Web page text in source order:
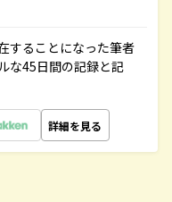
することになった筆者
な45日間の記録と記
詳細を見る